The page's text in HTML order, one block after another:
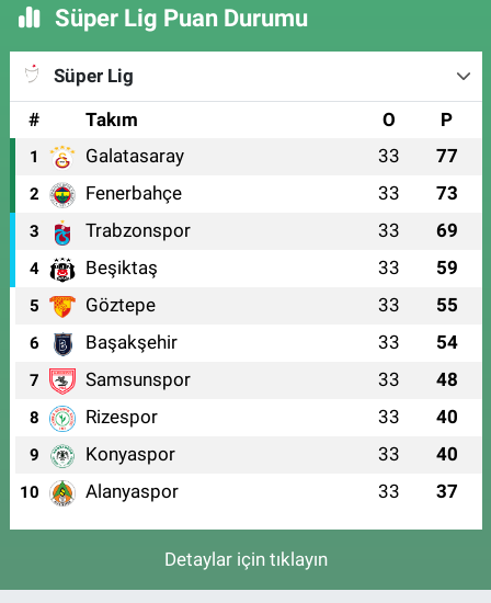
Süper Lig Puan Durumu
Süper Lig
#
Takım O P
1 Galatasaray 33 77
2 Fenerbahçe 33 73
3 Trabzonspor 33 69
4 Beşiktaş 33 59
5 Göztepe 33 55
6 Başakşehir 33 54
7 Samsunspor 33 48
8 Rizespor 33 40
9 Konyaspor 33 40
10 Alanyaspor 33 37
Detaylar için tıklayın